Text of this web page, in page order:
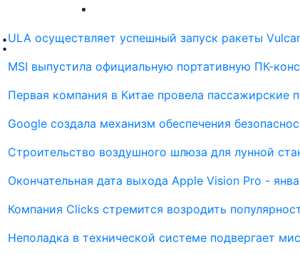
ULA осуществляет успешный запуск ракеты
MSI выпустила официальную портативную ПК-
Первая компания в Китае провела пассажирские
Google создала механизм обеспечения
Строительство воздушного шлюза для лунной
Окончательная дата выхода Apple Vision Pro -
Компания Clicks стремится возродить
Неполадка в технической системе подвергает